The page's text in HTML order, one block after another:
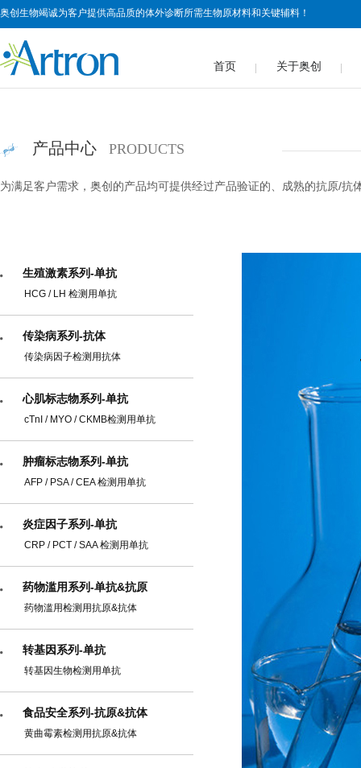
奥创生物竭诚为客户提供高品质的体外诊断所需生物原材料和关键辅料！
首页 关于奥创
产品中心 PRODUCTS
为满足客户需求，奥创的产品均可提供经过产品验证的、成熟的抗原/
生殖激素系列-单抗
HCG / LH 检测用单抗
传染病系列-抗体
传染病因子检测用抗体
心肌标志物系列-单抗
cTnI / MYO / CKMB检测用单抗
肿瘤标志物系列-单抗
AFP / PSA / CEA 检测用单抗
炎症因子系列-单抗
CRP / PCT / SAA 检测用单抗
药物滥用系列-单抗&抗原
药物滥用检测用抗原&抗体
转基因系列-单抗
转基因生物检测用单抗
食品安全系列-抗原&抗体
黄曲霉素检测用抗原&抗体